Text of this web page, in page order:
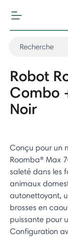
Robot
Combo
Noir
Conçu pour un
Roomba® Max
saleté dans les
animaux
autonettoyant,
brosses en
puissante pour
Configuration